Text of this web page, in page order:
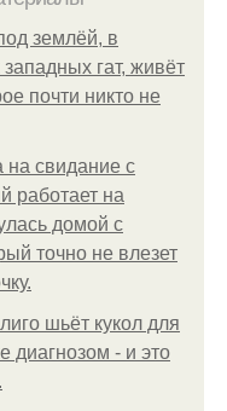
землёй, в
гат, живёт
почти никто не
свидание с
работает на
домой с
точно не влезет
шьёт кукол для
диагнозом - и это